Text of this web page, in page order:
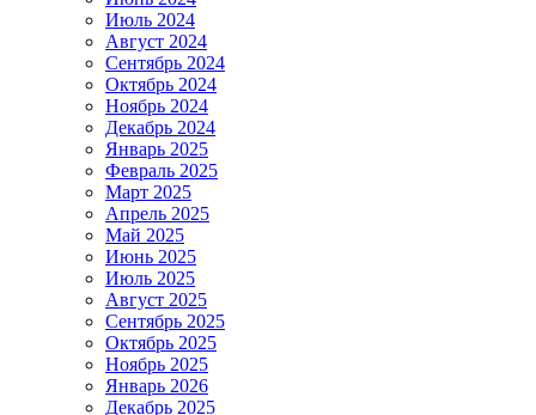
Июль 2024
Август 2024
Сентябрь 2024
Октябрь 2024
Ноябрь 2024
Декабрь 2024
Январь 2025
Февраль 2025
Март 2025
Апрель 2025
Май 2025
Июнь 2025
Июль 2025
Август 2025
Сентябрь 2025
Октябрь 2025
Ноябрь 2025
Январь 2026
Декабрь 2025